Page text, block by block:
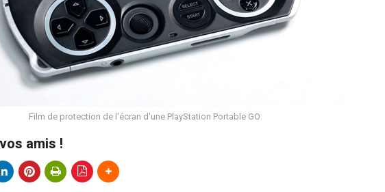
Film de protection de l'écran d'une PlayStation Portable GO
amis !